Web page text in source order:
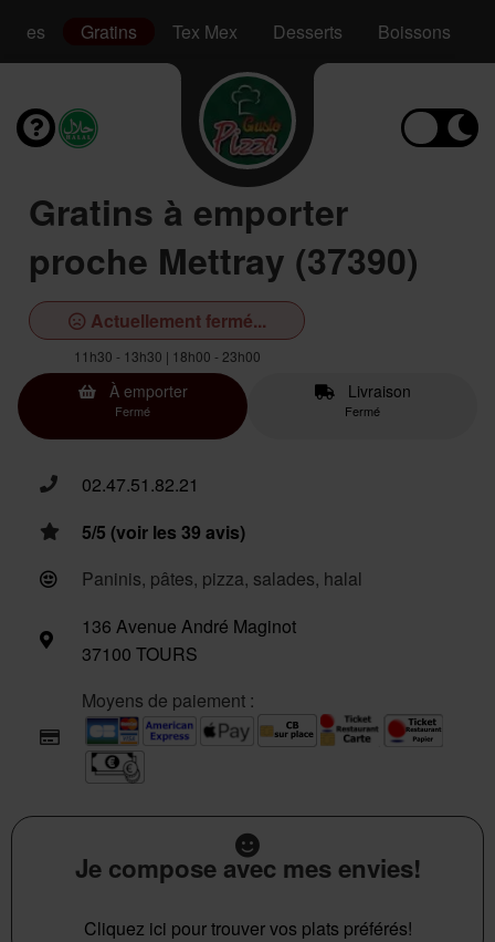
Pâtes Gratins Tex Mex Desserts Boissons
Gratins à emporter
proche Mettray (37390)
Actuellement fermé...
11h30 - 13h30 | 18h00 - 23h00
À emporter
Fermé
Livraison
Fermé
02.47.51.82.21
5/5 (voir les 39 avis)
Paninis, pâtes, pizza, salades, halal
136 Avenue André Maginot
37100 TOURS
Moyens de paiement :
Je compose avec mes envies!
Cliquez ici pour trouver vos plats préférés!